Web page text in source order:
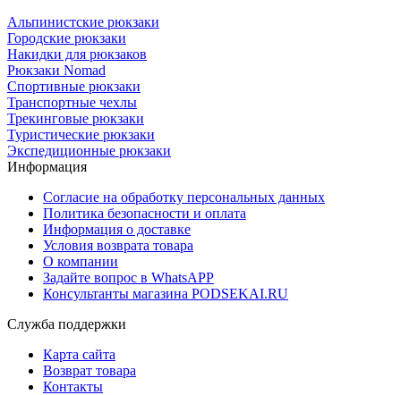
Альпинистские рюкзаки
Городские рюкзаки
Накидки для рюкзаков
Рюкзаки Nomad
Спортивные рюкзаки
Транспортные чехлы
Трекинговые рюкзаки
Туристические рюкзаки
Экспедиционные рюкзаки
Информация
Согласие на обработку персональных данных
Политика безопасности и оплата
Информация о доставке
Условия возврата товара
О компании
Задайте вопрос в WhatsAPP
Консультанты магазина PODSEKAI.RU
Служба поддержки
Карта сайта
Возврат товара
Контакты